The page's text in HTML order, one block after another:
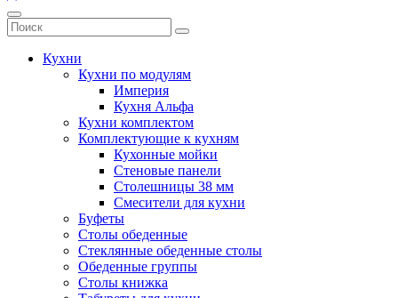
Кухни
Кухни по модулям
Империя
Кухня Альфа
Кухни комплектом
Комплектующие к кухням
Кухонные мойки
Стеновые панели
Столешницы 38 мм
Смесители для кухни
Буфеты
Столы обеденные
Стеклянные обеденные столы
Обеденные группы
Столы книжка